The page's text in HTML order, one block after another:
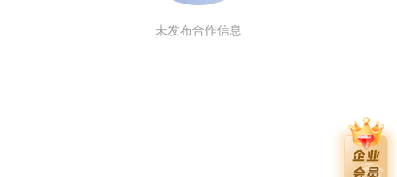
未发布合作信息